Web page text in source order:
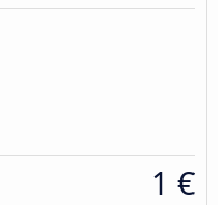
1 €